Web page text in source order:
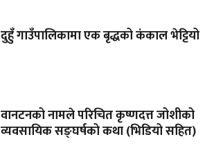
दुहुँ गाउँपालिकामा एक बृद्धको कंकाल भेट्टियो
वानटनको नामले परिचित कृष्णदत्त जोशीको
व्यवसायिक सङ्घर्षको कथा (भिडियो सहित)